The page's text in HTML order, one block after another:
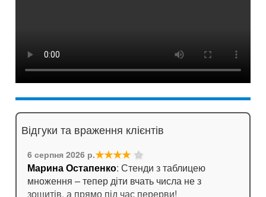
Відгуки та враження клієнтів
6 серпня 2026 р.★★★★ ☆
Марина Остапенко: Стенди з таблицею
множення – тепер діти вчать числа не з
зошитів, а прямо під час перерви!